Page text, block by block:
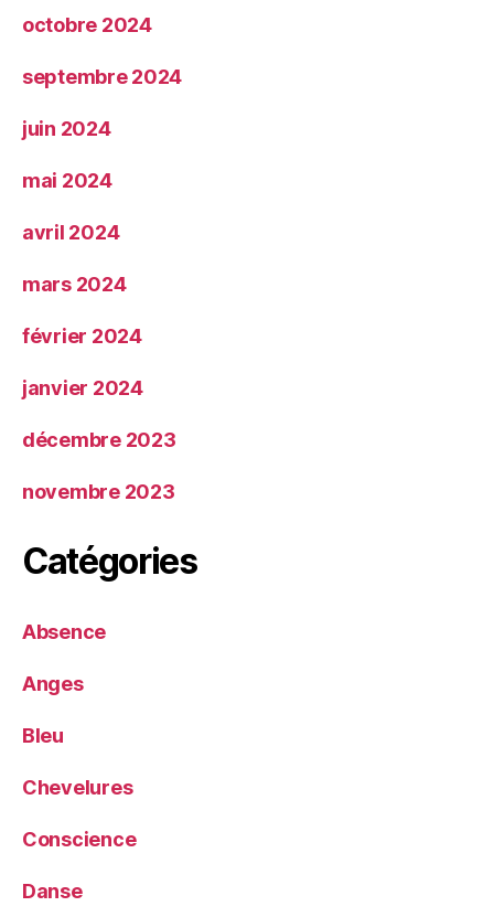
octobre 2024
septembre 2024
juin 2024
mai 2024
avril 2024
mars 2024
février 2024
janvier 2024
décembre 2023
novembre 2023
Catégories
Absence
Anges
Bleu
Chevelures
Conscience
Danse